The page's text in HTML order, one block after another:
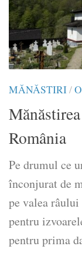
MĂNĂSTIRI/
România
Pe drumul ce
înconjurat de
pe valea
pentru
pentru prima